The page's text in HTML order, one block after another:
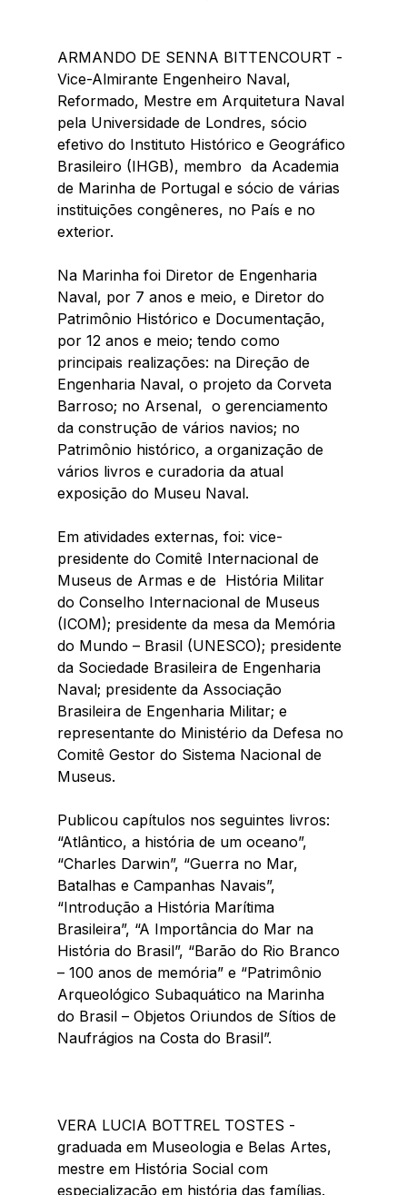
ARMANDO DE SENNA BITTENCOURT -
Vice-Almirante Engenheiro Naval,
Reformado, Mestre em Arquitetura Naval
pela Universidade de Londres, sócio
efetivo do Instituto Histórico e Geográfico
Brasileiro (IHGB), membro  da Academia
de Marinha de Portugal e sócio de várias
instituições congêneres, no País e no
exterior.
Na Marinha foi Diretor de Engenharia
Naval, por 7 anos e meio, e Diretor do
Patrimônio Histórico e Documentação,
por 12 anos e meio; tendo como
principais realizações: na Direção de
Engenharia Naval, o projeto da Corveta
Barroso; no Arsenal,  o gerenciamento
da construção de vários navios; no
Patrimônio histórico, a organização de
vários livros e curadoria da atual
exposição do Museu Naval.
Em atividades externas, foi: vice-
presidente do Comitê Internacional de
Museus de Armas e de  História Militar
do Conselho Internacional de Museus
(ICOM); presidente da mesa da Memória
do Mundo – Brasil (UNESCO); presidente
da Sociedade Brasileira de Engenharia
Naval; presidente da Associação
Brasileira de Engenharia Militar; e
representante do Ministério da Defesa no
Comitê Gestor do Sistema Nacional de
Museus.
Publicou capítulos nos seguintes livros:
“Atlântico, a história de um oceano”,
“Charles Darwin”, “Guerra no Mar,
Batalhas e Campanhas Navais”,
“Introdução a História Marítima
Brasileira”, “A Importância do Mar na
História do Brasil”, “Barão do Rio Branco
– 100 anos de memória” e “Patrimônio
Arqueológico Subaquático na Marinha
do Brasil – Objetos Oriundos de Sítios de
Naufrágios na Costa do Brasil”.
VERA LUCIA BOTTREL TOSTES -
graduada em Museologia e Belas Artes,
mestre em História Social com
especialização em história das famílias.